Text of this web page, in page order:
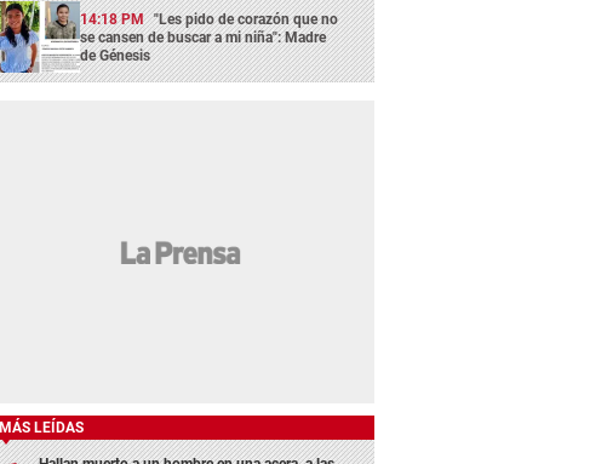
14:18 PM "Les pido de corazón que no
se cansen de buscar a mi niña": Madre
de Génesis
MÁS LEÍDAS